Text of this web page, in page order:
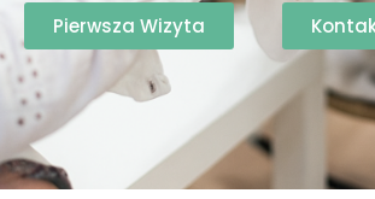
Pierwsza Wizyta